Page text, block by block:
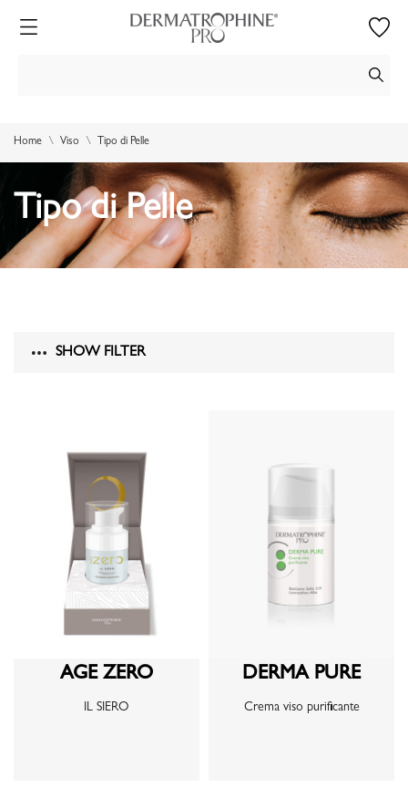
Home Viso Tipo di Pelle
Tipo di Pelle
SHOW FILTER
AGE ZERO
IL SIERO
DERMA PURE
Crema viso purificante